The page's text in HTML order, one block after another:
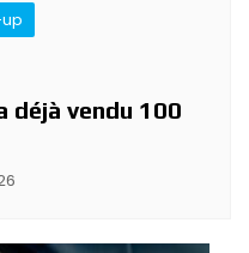
déjà vendu 100